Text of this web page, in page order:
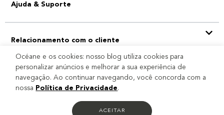
Ajuda & Suporte
Relacionamento com o cliente
Selo
Océane e os cookies: nosso blog utiliza cookies para
personalizar anúncios e melhorar a sua experiência de
navegação. Ao continuar navegando, você concorda com a
nossa Política de Privacidade.
ACEITAR